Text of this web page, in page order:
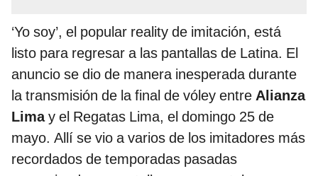
‘Yo soy’, el popular reality de imitación, está
listo para regresar a las pantallas de Latina. El
anuncio se dio de manera inesperada durante
la transmisión de la final de vóley entre Alianza
Limay el Regatas Lima, el domingo 25 de
mayo. Allí se vio a varios de los imitadores más
recordados de temporadas pasadas